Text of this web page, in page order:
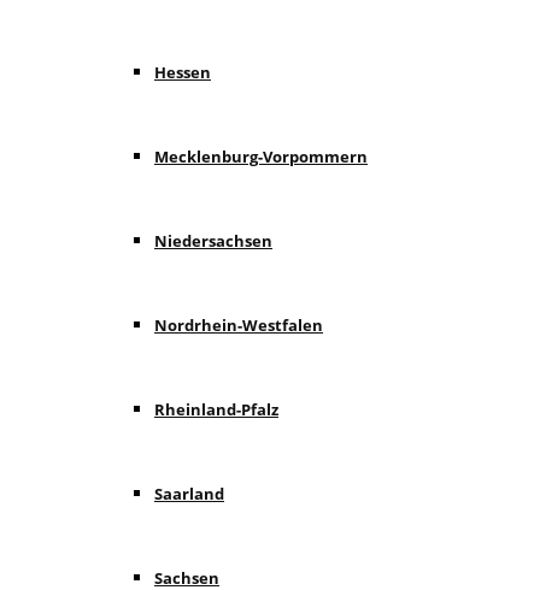
Hessen
Mecklenburg-Vorpommern
Niedersachsen
Nordrhein-Westfalen
Rheinland-Pfalz
Saarland
Sachsen